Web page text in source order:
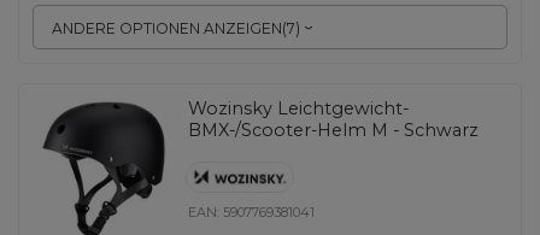
ANDERE OPTIONEN ANZEIGEN(7)
Wozinsky Leichtgewicht-
BMX-/Scooter-Helm M - Schwarz
EAN: 5907769381041